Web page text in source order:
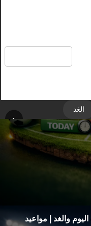
الغد
‹
والغد | مواعيد